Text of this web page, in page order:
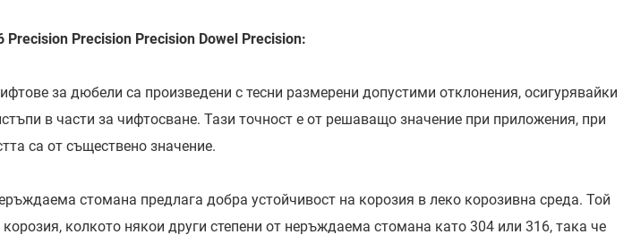
Precision Precision Precision Dowel Precision:
за дюбели са произведени с тесни размерени допустими отклонения, осигурявайки
в части за чифтосване. Тази точност е от решаващо значение при приложения, при
са от съществено значение.
стомана предлага добра устойчивост на корозия в леко корозивна среда. Той
колкото някои други степени от неръждаема стомана като 304 или 316, така че